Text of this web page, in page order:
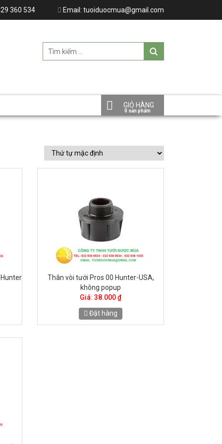
Email: tuoiduocmua@gmail.com
360 534
GIỎ HÀNG
Thân vòi tưới Pros 00 Hunter-USA,
không popup
Giá: 38.000 ₫
Đặt hàng